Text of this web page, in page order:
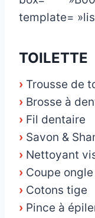
template=
TOILETTE
› Trousse de
› Brosse à
› Fil dentaire
› Savon &
› Nettoyant
› Coupe
› Cotons tige
› Pince à